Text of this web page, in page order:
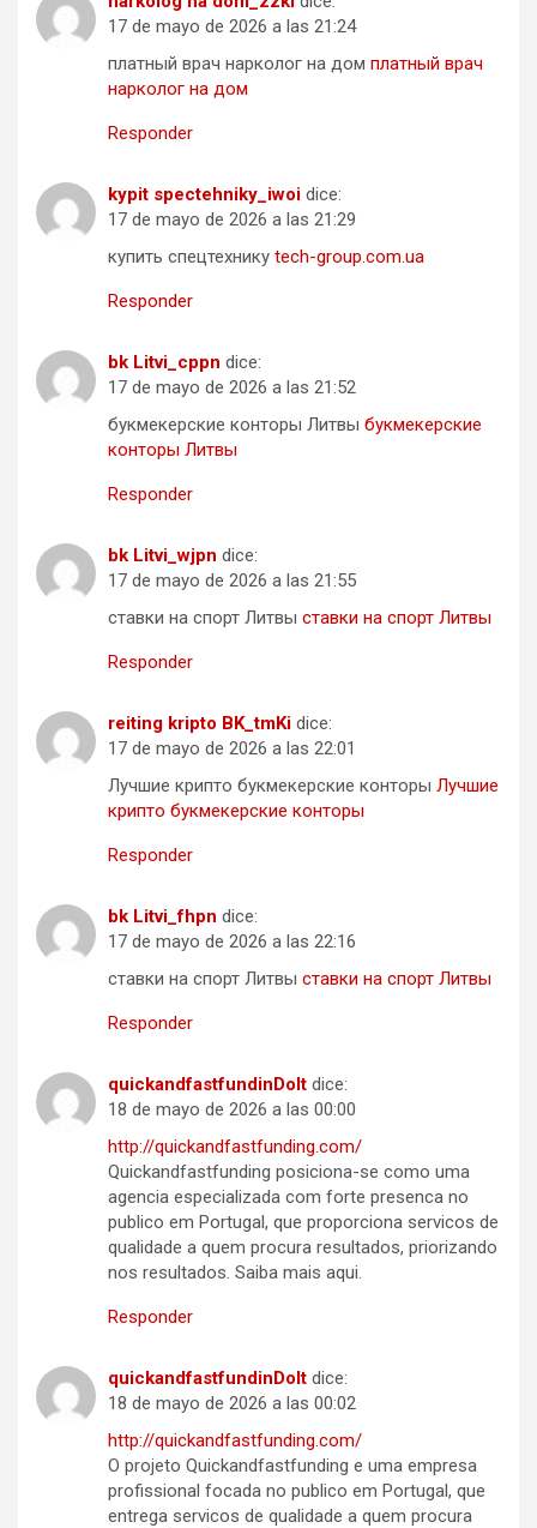
17 de mayo de 2026 a las 21:24
платный врач нарколог на дом платный врач
нарколог на дом
Responder
kypit spectehniky_iwoi dice:
17 de mayo de 2026 a las 21:29
купить спецтехнику tech-group.com.ua
Responder
bk Litvi_cppn dice:
17 de mayo de 2026 a las 21:52
букмекерские конторы Литвы букмекерские
конторы Литвы
Responder
bk Litvi_wjpn dice:
17 de mayo de 2026 a las 21:55
ставки на спорт Литвы ставки на спорт Литвы
Responder
reiting kripto BK_tmKi dice:
17 de mayo de 2026 a las 22:01
Лучшие крипто букмекерские конторы Лучшие
крипто букмекерские конторы
Responder
bk Litvi_fhpn dice:
17 de mayo de 2026 a las 22:16
ставки на спорт Литвы ставки на спорт Литвы
Responder
quickandfastfundinDoIt dice:
18 de mayo de 2026 a las 00:00
http://quickandfastfunding.com/
Quickandfastfunding posiciona-se como uma
agencia especializada com forte presenca no
publico em Portugal, que proporciona servicos de
qualidade a quem procura resultados, priorizando
nos resultados. Saiba mais aqui.
Responder
quickandfastfundinDoIt dice:
18 de mayo de 2026 a las 00:02
http://quickandfastfunding.com/
O projeto Quickandfastfunding e uma empresa
profissional focada no publico em Portugal, que
entrega servicos de qualidade a quem procura